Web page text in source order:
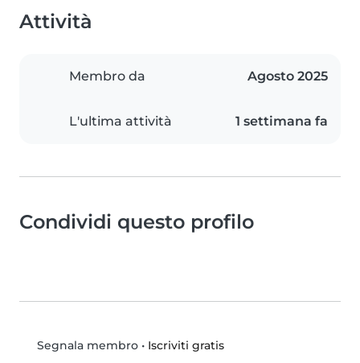
Attività
Membro da Agosto 2025
L'ultima attività 1 settimana fa
Condividi questo profilo
Segnala membro• Iscriviti gratis